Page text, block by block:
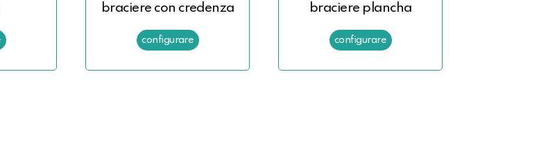
braciere con credenza
braciere plancha